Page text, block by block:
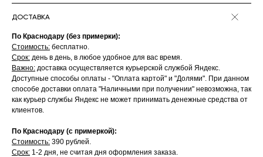
ДОСТАВКА
По Краснодару (без примерки):
Стоимость: бесплатно.
Срок: день в день, в любое удобное для вас время.
Важно: доставка осуществляется курьерской службой Яндекс.
Доступные способы оплаты - "Оплата картой" и "Долями". При данном
способе доставки оплата "Наличными при получении" невозможна, так
как курьер службы Яндекс не может принимать денежные средства от
клиентов.
По Краснодару (с примеркой):
Стоимость: 390 рублей.
Срок: 1-2 дня, не считая дня оформления заказа.